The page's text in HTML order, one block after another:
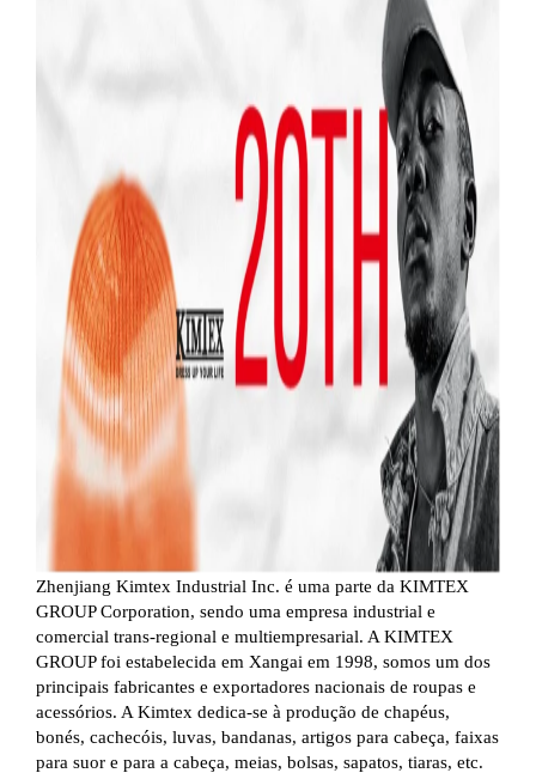
Zhenjiang Kimtex Industrial Inc. é uma parte da KIMTEX
GROUP Corporation, sendo uma empresa industrial e
comercial trans-regional e multiempresarial. A KIMTEX
GROUP foi estabelecida em Xangai em 1998, somos um dos
principais fabricantes e exportadores nacionais de roupas e
acessórios. A Kimtex dedica-se à produção de chapéus,
bonés, cachecóis, luvas, bandanas, artigos para cabeça, faixas
para suor e para a cabeça, meias, bolsas, sapatos, tiaras, etc.